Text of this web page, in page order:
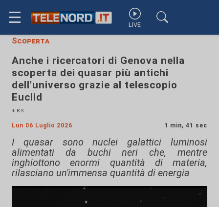
☰ LIVE
Scoperta
Anche i ricercatori di Genova nella
scoperta dei quasar più antichi
dell'universo grazie al telescopio
Euclid
di R.S.
Lun 06 Luglio 2026 1 min, 41 sec
I quasar sono nuclei galattici luminosi
alimentati da buchi neri che, mentre
inghiottono enormi quantità di materia,
rilasciano un'immensa quantità di energia